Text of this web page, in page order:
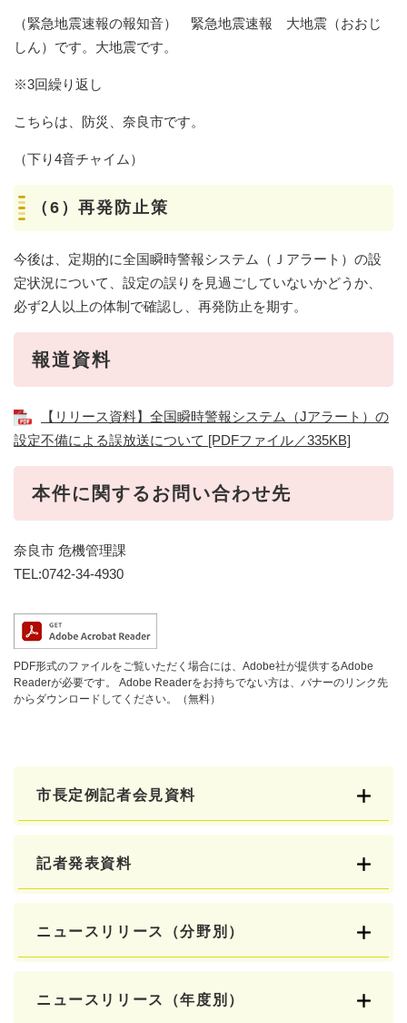
（緊急地震速報の報知音） 緊急地震速報 大地震（おおじ
しん）です。大地震です。
※3回繰り返し
こちらは、防災、奈良市です。
（下り4音チャイム）
（6）再発防止策
今後は、定期的に全国瞬時警報システム（Ｊアラート）の設
定状況について、設定の誤りを見過ごしていないかどうか、
必ず2人以上の体制で確認し、再発防止を期す。
報道資料
【リリース資料】全国瞬時警報システム（Jアラート）の
設定不備による誤放送について [PDFファイル／335KB]
本件に関するお問い合わせ先
奈良市 危機管理課
TEL:0742-34-4930
PDF形式のファイルをご覧いただく場合には、Adobe社が提供するAdobe
Readerが必要です。
Adobe Readerをお持ちでない方は、バナーのリンク先
からダウンロードしてください。（無料）
市長定例記者会見資料
記者発表資料
ニュースリリース（分野別）
ニュースリリース（年度別）